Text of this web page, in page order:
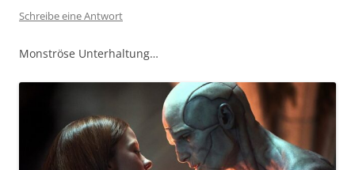
Schreibe eine Antwort
Monströse Unterhaltung…